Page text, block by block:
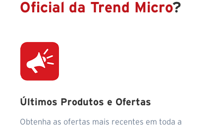
Oficial da Trend Micro?
Últimos Produtos e Ofertas
Obtenha as ofertas mais recentes em toda a